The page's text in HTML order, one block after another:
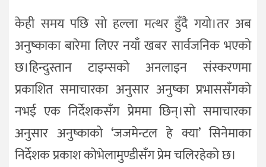
केही समय पछि सो हल्ला मत्थर हुँदै गयो।तर अब
अनुष्काका बारेमा लिएर नयाँ खबर सार्वजनिक भएको
छ।हिन्दुस्तान टाइम्सको अनलाइन संस्करणमा
प्रकाशित समाचारका अनुसार अनुष्का प्रभाससँगको
नभई एक निर्देशकसँग प्रेममा छिन्।सो समाचारका
अनुसार अनुष्काको ‘जजमेन्टल हे क्या’ सिनेमाका
निर्देशक प्रकाश कोभेलामुण्डीसँग प्रेम चलिरहेको छ।